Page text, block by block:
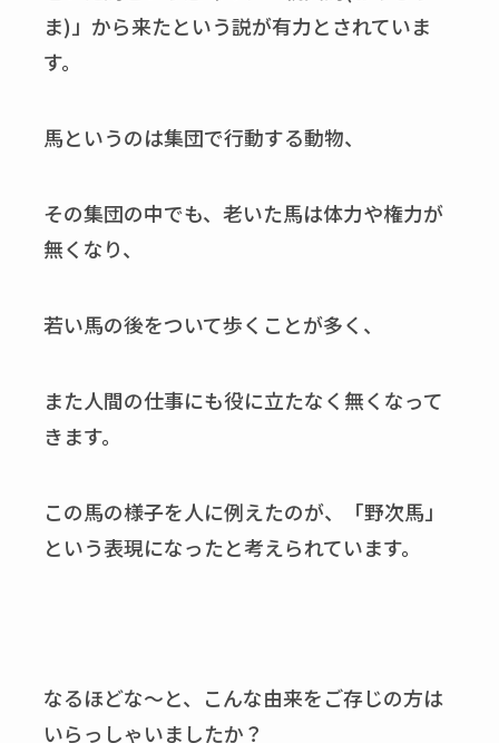
ま)」から来たという説が有力とされていま
す。
馬というのは集団で行動する動物、
その集団の中でも、老いた馬は体力や権力が
無くなり、
若い馬の後をついて歩くことが多く、
また人間の仕事にも役に立たなく無くなって
きます。
この馬の様子を人に例えたのが、「野次馬」
という表現になったと考えられています。
なるほどな～と、こんな由来をご存じの方は
いらっしゃいましたか？